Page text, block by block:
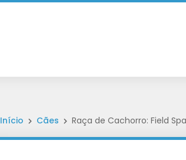
Início Cães Raça de Cachorro: Field